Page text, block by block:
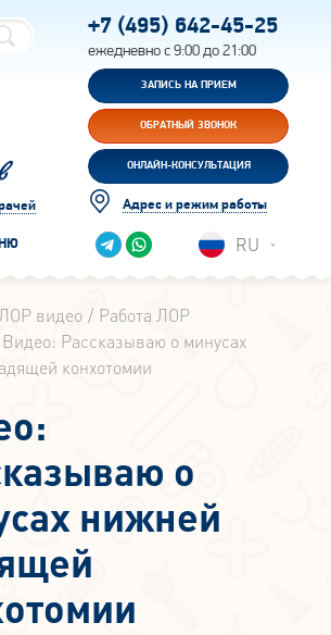
+7 (495) 642-45-25
ежедневно с 9:00 до 21:00
ЗАПИСЬ НА ПРИЕМ
ОБРАТНЫЙ ЗВОНОК
ОНЛАЙН-КОНСУЛЬТАЦИЯ
Адрес и режим работы
RU
ЛОР видео
Работа ЛОР
Видео: Рассказываю о минусах
конхотомии
о
нижней